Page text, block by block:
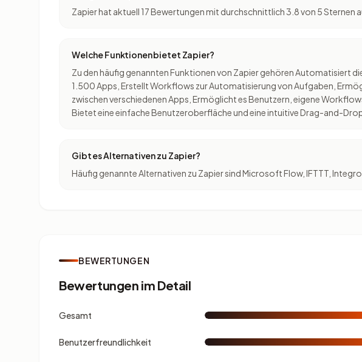
Zapier hat aktuell 17 Bewertungen mit durchschnittlich 3.8 von 5 Sternen
Welche Funktionen bietet Zapier?
Zu den häufig genannten Funktionen von Zapier gehören Automatisiert
1.500 Apps, Erstellt Workflows zur Automatisierung von Aufgaben,
zwischen verschiedenen Apps, Ermöglicht es Benutzern, eigene
Bietet eine einfache Benutzeroberfläche und eine intuitive Drag-and-
Gibt es Alternativen zu Zapier?
Häufig genannte Alternativen zu Zapier sind Microsoft Flow, IFTTT,
BEWERTUNGEN
Bewertungen im Detail
Gesamt
Benutzerfreundlichkeit